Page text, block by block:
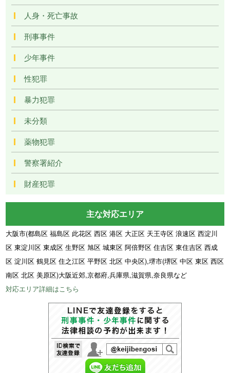
人身・死亡事故
刑事事件
少年事件
性犯罪
暴力犯罪
未分類
薬物犯罪
警察署紹介
財産犯罪
主な対応エリア
大阪市(都島区 福島区 此花区 西区 港区 大正区 天王寺区 浪速区 西淀川
区 東淀川区 東成区 生野区 旭区 城東区 阿倍野区 住吉区 東住吉区 西成
区 淀川区 鶴見区 住之江区 平野区 北区 中央区),堺市(堺区 中区 東区 西区
南区 北区 美原区)大阪近郊,京都府,兵庫県,滋賀県,奈良県など
対応エリア詳細はこちら